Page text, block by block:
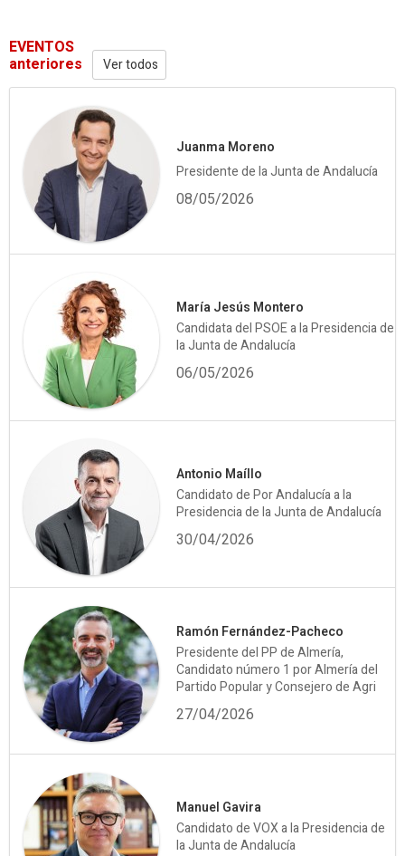
EVENTOS
anteriores Ver todos
Juanma Moreno
Presidente de la Junta de Andalucía
08/05/2026
María Jesús Montero
Candidata del PSOE a la Presidencia de
la Junta de Andalucía
06/05/2026
Antonio Maíllo
Candidato de Por Andalucía a la
Presidencia de la Junta de Andalucía
30/04/2026
Ramón Fernández-Pacheco
Presidente del PP de Almería,
Candidato número 1 por Almería del
Partido Popular y Consejero de Agri
27/04/2026
Manuel Gavira
Candidato de VOX a la Presidencia de
la Junta de Andalucía